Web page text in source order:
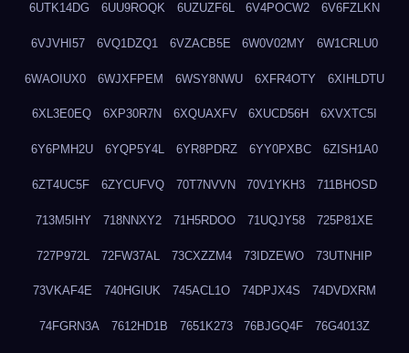
6UTK14DG 6UU9ROQK 6UZUZF6L 6V4POCW2 6V6FZLKN
6VJVHI57 6VQ1DZQ1 6VZACB5E 6W0V02MY 6W1CRLU0
6WAOIUX0 6WJXFPEM 6WSY8NWU 6XFR4OTY 6XIHLDTU
6XL3E0EQ 6XP30R7N 6XQUAXFV 6XUCD56H 6XVXTC5I
6Y6PMH2U 6YQP5Y4L 6YR8PDRZ 6YY0PXBC 6ZISH1A0
6ZT4UC5F 6ZYCUFVQ 70T7NVVN 70V1YKH3 711BHOSD
713M5IHY 718NNXY2 71H5RDOO 71UQJY58 725P81XE
727P972L 72FW37AL 73CXZZM4 73IDZEWO 73UTNHIP
73VKAF4E 740HGIUK 745ACL1O 74DPJX4S 74DVDXRM
74FGRN3A 7612HD1B 7651K273 76BJGQ4F 76G4013Z